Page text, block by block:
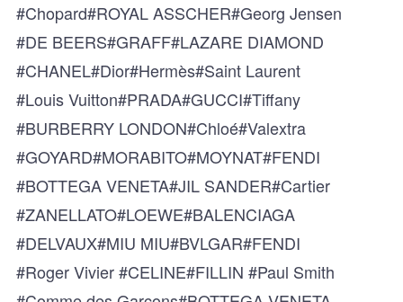
#Chopard#ROYAL ASSCHER#Georg Jensen
#DE BEERS#GRAFF#LAZARE DIAMOND
#CHANEL#Dior#Hermès#Saint Laurent
#Louis Vuitton#PRADA#GUCCI#Tiffany
#BURBERRY LONDON#Chloé#Valextra
#GOYARD#MORABITO#MOYNAT#FENDI
#BOTTEGA VENETA#JIL SANDER#Cartier
#ZANELLATO#LOEWE#BALENCIAGA
#DELVAUX#MIU MIU#BVLGAR#FENDI
#Roger Vivier #CELINE#FILLIN #Paul Smith